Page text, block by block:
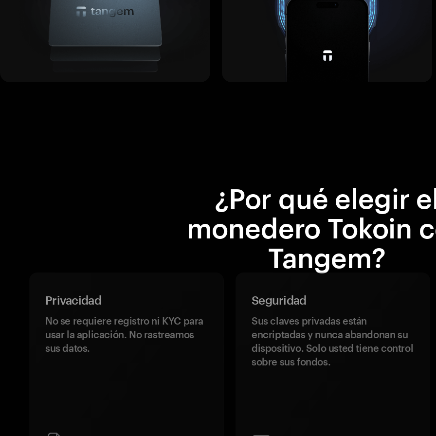
¿Por qué elegir
monedero Tokoin
Tangem?
Privacidad
No se requiere registro ni KYC para
usar la aplicación. No rastreamos
sus datos.
Seguridad
Sus claves privadas están
encriptadas y nunca abandonan su
dispositivo. Solo usted tiene control
sobre sus fondos.